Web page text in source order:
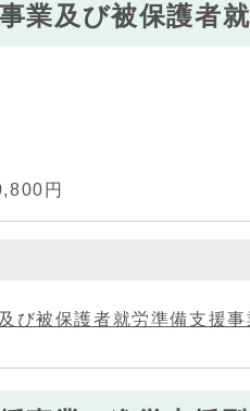
業及び被保護者
円
び被保護者就労準備支援